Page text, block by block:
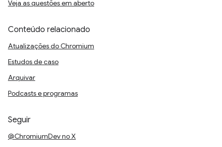
Veja as questões em aberto
Conteúdo relacionado
Atualizações do Chromium
Estudos de caso
Arquivar
Podcasts e programas
Seguir
@ChromiumDev no X